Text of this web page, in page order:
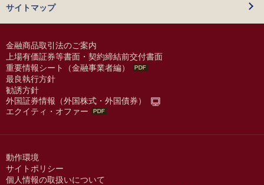
サイトマップ
金融商品取引法のご案内
上場有価証券等書面・契約締結前交付書面
重要情報シート（金融事業者編）
最良執行方針
勧誘方針
外国証券情報（外国株式・外国債券）
エクイティ・オファー
動作環境
サイトポリシー
個人情報の取扱いについて